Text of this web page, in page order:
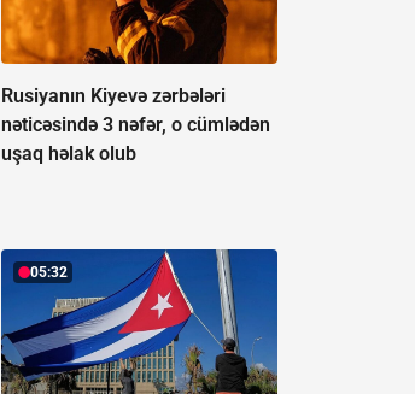
Rusiyanın Kiyevə zərbələri
nəticəsində 3 nəfər, o cümlədən
uşaq həlak olub
05:32